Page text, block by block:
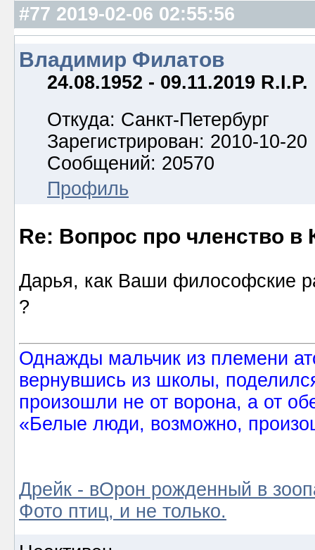
#77 2019-02-06 02:55:56
Владимир Филатов
24.08.1952 - 09.11.2019 R.I.P.
Откуда: Санкт-Петербург
Зарегистрирован: 2010-10-20
Сообщений: 20570
Профиль
Re: Вопрос про членство в
Дарья, как Ваши философские
?
Однажды мальчик из племени
вернувшись из школы,
произошли не от ворона, а от
«Белые люди, возможно,
Дрейк - вОрон рожденный в
Фото птиц, и не только.